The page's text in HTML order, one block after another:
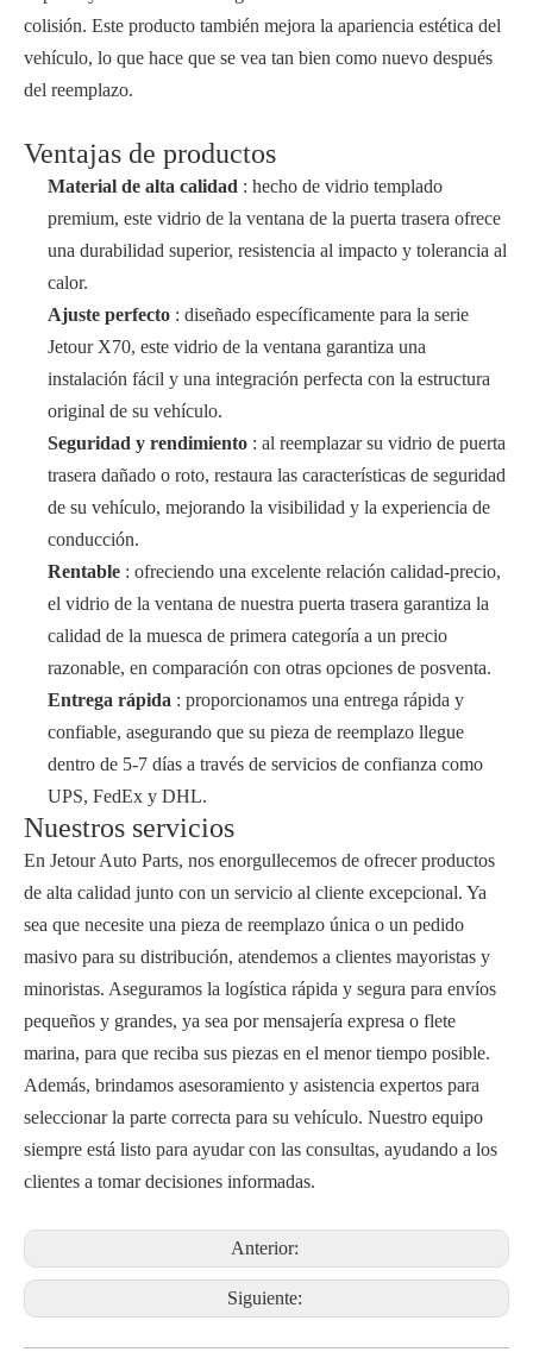
colisión. Este producto también mejora la apariencia estética del
vehículo, lo que hace que se vea tan bien como nuevo después
del reemplazo.
Ventajas de productos
Material de alta calidad : hecho de vidrio templado
premium, este vidrio de la ventana de la puerta trasera ofrece
una durabilidad superior, resistencia al impacto y tolerancia al
calor.
Ajuste perfecto : diseñado específicamente para la serie
Jetour X70, este vidrio de la ventana garantiza una
instalación fácil y una integración perfecta con la estructura
original de su vehículo.
Seguridad y rendimiento : al reemplazar su vidrio de puerta
trasera dañado o roto, restaura las características de seguridad
de su vehículo, mejorando la visibilidad y la experiencia de
conducción.
Rentable : ofreciendo una excelente relación calidad-precio,
el vidrio de la ventana de nuestra puerta trasera garantiza la
calidad de la muesca de primera categoría a un precio
razonable, en comparación con otras opciones de posventa.
Entrega rápida : proporcionamos una entrega rápida y
confiable, asegurando que su pieza de reemplazo llegue
dentro de 5-7 días a través de servicios de confianza como
UPS, FedEx y DHL.
Nuestros servicios
En Jetour Auto Parts, nos enorgullecemos de ofrecer productos
de alta calidad junto con un servicio al cliente excepcional. Ya
sea que necesite una pieza de reemplazo única o un pedido
masivo para su distribución, atendemos a clientes mayoristas y
minoristas. Aseguramos la logística rápida y segura para envíos
pequeños y grandes, ya sea por mensajería expresa o flete
marina, para que reciba sus piezas en el menor tiempo posible.
Además, brindamos asesoramiento y asistencia expertos para
seleccionar la parte correcta para su vehículo. Nuestro equipo
siempre está listo para ayudar con las consultas, ayudando a los
clientes a tomar decisiones informadas.
Anterior:
Siguiente: